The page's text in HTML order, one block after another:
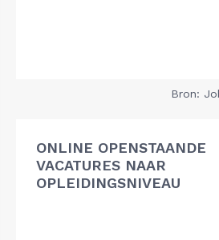
Bron:
ONLINE OPENSTAANDE
VACATURES NAAR
OPLEIDINGSNIVEAU